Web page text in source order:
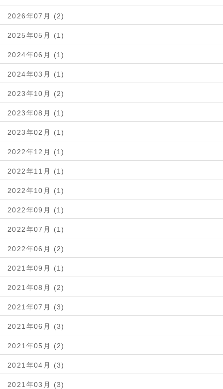
2026年07月 (2)
2025年05月 (1)
2024年06月 (1)
2024年03月 (1)
2023年10月 (2)
2023年08月 (1)
2023年02月 (1)
2022年12月 (1)
2022年11月 (1)
2022年10月 (1)
2022年09月 (1)
2022年07月 (1)
2022年06月 (2)
2021年09月 (1)
2021年08月 (2)
2021年07月 (3)
2021年06月 (3)
2021年05月 (2)
2021年04月 (3)
2021年03月 (3)